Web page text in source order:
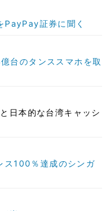
PayPay証券に聞く
台のタンススマホを取
日本的な台湾キャッシ
ス100％達成のシンガ